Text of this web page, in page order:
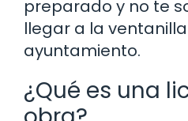
preparado y no te
llegar a la
ayuntamiento.
¿Qué es una